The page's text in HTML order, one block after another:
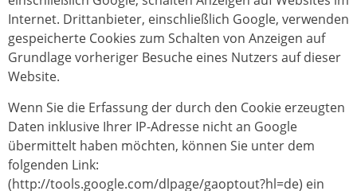
Internet. Drittanbieter, einschließlich Google, verwenden
gespeicherte Cookies zum Schalten von Anzeigen auf
Grundlage vorheriger Besuche eines Nutzers auf dieser
Website.
Wenn Sie die Erfassung der durch den Cookie erzeugten
Daten inklusive Ihrer IP-Adresse nicht an Google
übermittelt haben möchten, können Sie unter dem
folgenden Link:
(http://tools.google.com/dlpage/gaoptout?hl=de) ein